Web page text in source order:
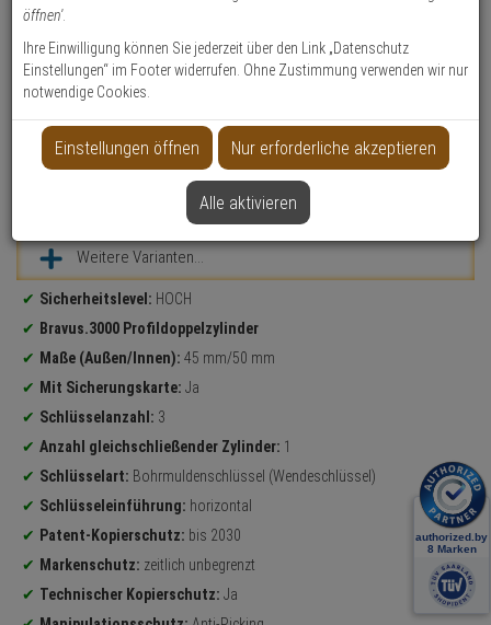
um
Suche
Doppelzylinder 45/50 vs. 3 Schl.
Produktmerkmale
Zylinder messen
Weitere Varianten...
Produktinformationen
Sicherheitslevel: HOCH
Bravus.3000 Profildoppelzylinder
Maße (Außen/Innen): 45 mm/50 mm
Mit Sicherungskarte: Ja
Schlüsselanzahl: 3
Anzahl gleichschließender Zylinder: 1
Schlüsselart: Bohrmuldenschlüssel (Wendeschlüssel)
Schlüsseleinführung: horizontal
Patent-Kopierschutz: bis 2030
Markenschutz: zeitlich unbegrenzt
Technischer Kopierschutz: Ja
öffnen'.
Ihre Einwilligung können Sie jederzeit über den Link „Datenschutz
Einstellungen“ im Footer widerrufen. Ohne Zustimmung verwenden wir nur
notwendige Cookies.
Einstellungen öffnen Nur erforderliche akzeptieren
Alle aktivieren